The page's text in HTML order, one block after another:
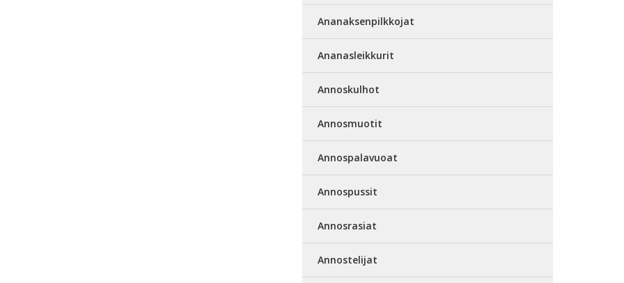
Ananaksenpilkkojat
Ananasleikkurit
Annoskulhot
Annosmuotit
Annospalavuoat
Annospussit
Annosrasiat
Annostelijat